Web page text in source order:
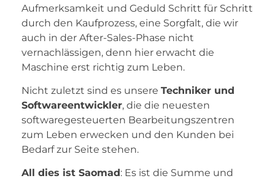
Aufmerksamkeit und Geduld Schritt für Schritt
durch den Kaufprozess, eine Sorgfalt, die wir
auch in der After-Sales-Phase nicht
vernachlässigen, denn hier erwacht die
Maschine erst richtig zum Leben.
Nicht zuletzt sind es unsere Techniker und
Softwareentwickler, die die neuesten
softwaregesteuerten Bearbeitungszentren
zum Leben erwecken und den Kunden bei
Bedarf zur Seite stehen.
All dies ist Saomad : Es ist die Summe und